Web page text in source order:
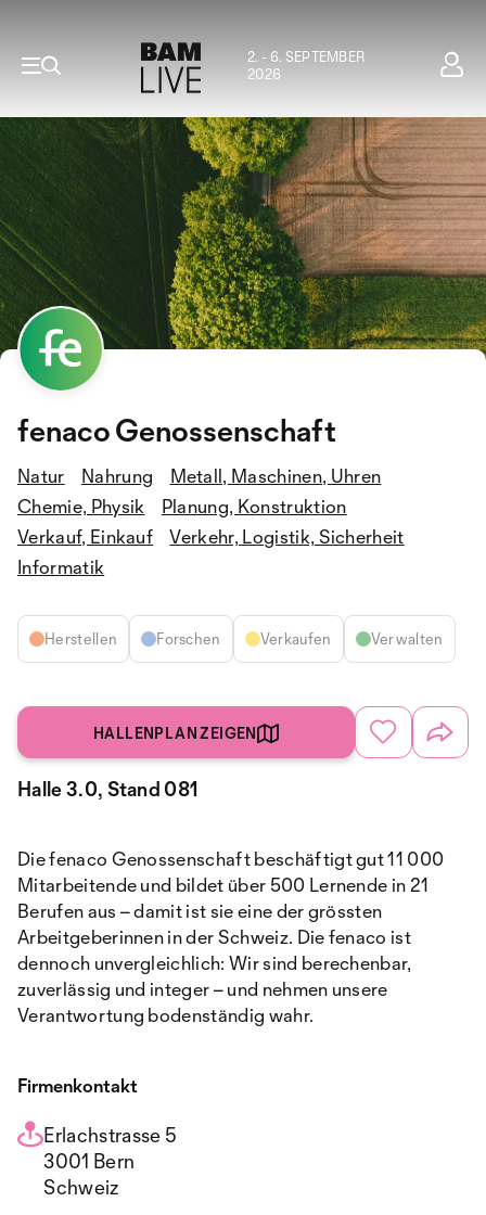
2. - 6. SEPTEMBER
2026
fenaco Genossenschaft
Natur Nahrung
Metall, Maschinen, Uhren
Chemie, Physik
Planung, Konstruktion
Verkauf, Einkauf
Verkehr, Logistik, Sicherheit
Informatik
Herstellen Forschen Verkaufen Verwalten
HALLENPLAN ZEIGEN
Halle 3.0, Stand 081
Die fenaco Genossenschaft beschäftigt gut 11 000
Mitarbeitende und bildet über 500 Lernende in 21
Berufen aus – damit ist sie eine der grössten
Arbeitgeberinnen in der Schweiz. Die fenaco ist
dennoch unvergleichlich: Wir sind berechenbar,
zuverlässig und integer – und nehmen unsere
Verantwortung bodenständig wahr.
Firmenkontakt
Erlachstrasse 5
3001 Bern
Schweiz